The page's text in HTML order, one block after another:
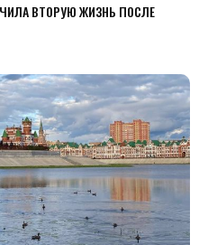
ВТОРУЮ ЖИЗНЬ ПОСЛЕ